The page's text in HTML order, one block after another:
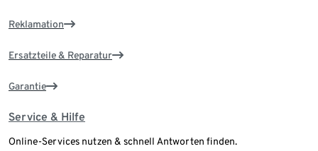
Reklamation
Ersatzteile & Reparatur
Garantie
Service & Hilfe
Online-Services nutzen & schnell Antworten finden.